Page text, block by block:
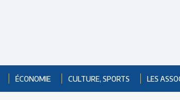
ÉCONOMIE CULTURE, SPORTS LES